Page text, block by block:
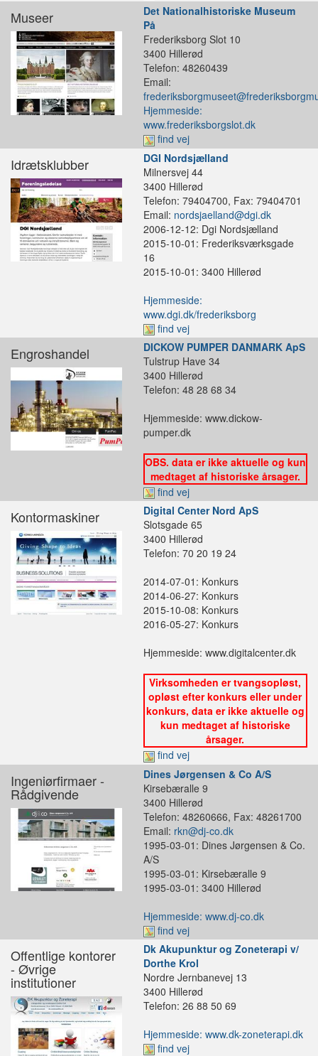
Museer
Det Nationalhistoriske Museum
På
Frederiksborg Slot 10
3400 Hillerød
Telefon: 48260439
Email:
Hjemmeside:
www.frederiksborgslot.dk
find vej
Idrætsklubber
DGI Nordsjælland
Milnersvej 44
3400 Hillerød
Telefon: 79404700, Fax: 79404701
Email: nordsjaelland@dgi.dk
2006-12-12: Dgi Nordsjælland
2015-10-01: Frederiksværksgade
16
2015-10-01: 3400 Hillerød
Hjemmeside:
www.dgi.dk/frederiksborg
find vej
Engroshandel
DICKOW PUMPER DANMARK ApS
Tulstrup Have 34
3400 Hillerød
Telefon: 48 28 68 34
Hjemmeside: www.dickow-
pumper.dk
OBS. data er ikke aktuelle og kun
medtaget af historiske årsager.
find vej
Kontormaskiner
Digital Center Nord ApS
Slotsgade 65
3400 Hillerød
Telefon: 70 20 19 24
2014-07-01: Konkurs
2014-06-27: Konkurs
2015-10-08: Konkurs
2016-05-27: Konkurs
Hjemmeside: www.digitalcenter.dk
Virksomheden er tvangsopløst,
opløst efter konkurs eller under
konkurs, data er ikke aktuelle og
kun medtaget af historiske
årsager.
find vej
Ingeniørfirmaer -
Rådgivende
Dines Jørgensen & Co A/S
Kirsebæralle 9
3400 Hillerød
Telefon: 48260666, Fax: 48261700
Email: rkn@dj-co.dk
1995-03-01: Dines Jørgensen & Co.
A/S
1995-03-01: Kirsebæralle 9
1995-03-01: 3400 Hillerød
Hjemmeside: www.dj-co.dk
find vej
Offentlige kontorer
- Øvrige
institutioner
Dk Akupunktur og Zoneterapi v/
Dorthe Krol
Nordre Jernbanevej 13
3400 Hillerød
Telefon: 26 88 50 69
Hjemmeside: www.dk-zoneterapi.dk
find vej